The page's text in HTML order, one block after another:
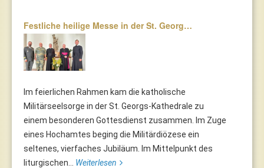
Festliche heilige Messe in der St. Georg…
Im feierlichen Rahmen kam die katholische
Militärseelsorge in der St. Georgs-Kathedrale zu
einem besonderen Gottesdienst zusammen. Im Zuge
eines Hochamtes beging die Militärdiözese ein
seltenes, vierfaches Jubiläum. Im Mittelpunkt des
liturgischen... Weiterlesen